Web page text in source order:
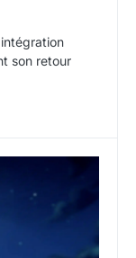
son retour
annonce le